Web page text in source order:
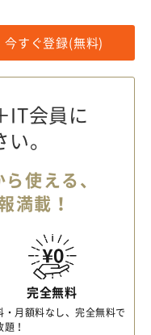
今すぐ登録(無料)
IT会員に
。
使える、
満載！
完全無料
・月額料なし、完全無料で
！